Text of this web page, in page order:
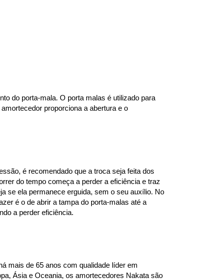
do porta-mala. O porta malas é utilizado para
proporciona a abertura e o
é recomendado que a troca seja feita dos
do tempo começa a perder a eficiência e traz
se ela permanece erguida, sem o seu auxílio. No
é o de abrir a tampa do porta-malas até a
a perder eficiência.
mais de 65 anos com qualidade líder em
Ásia e Oceania, os amortecedores Nakata são